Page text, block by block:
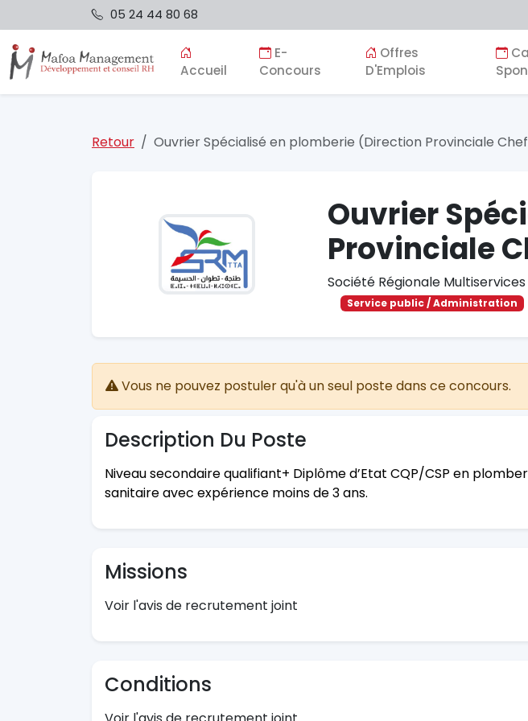
05 24 44 80 68
Accueil
E-
Concours
Offres
D'Emplois
Retour Ouvrier Spécialisé en plomberie (Direction Provinciale
Ouvrier
Provinciale
Société Régionale
Service public / Administration
Vous ne pouvez postuler qu'à un seul poste dans ce concours.
Description Du Poste
Niveau secondaire qualifiant+ Diplôme d’Etat CQP/CSP en
sanitaire avec expérience moins de 3 ans.
Missions
Voir l'avis de recrutement joint
Conditions